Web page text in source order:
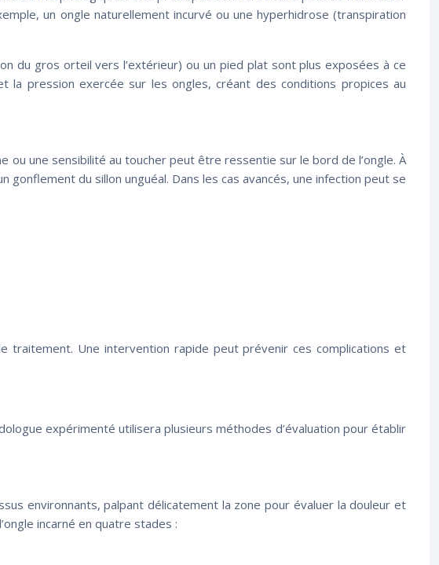
un ongle naturellement incurvé ou une hyperhidrose (transpiration
du gros orteil vers l’extérieur) ou un pied plat sont plus exposées à ce
pression exercée sur les ongles, créant des conditions propices au
ou une sensibilité au toucher peut être ressentie sur le bord de l’ongle. À
gonflement du sillon unguéal. Dans les cas avancés, une infection peut se
traitement. Une intervention rapide peut prévenir ces complications et
expérimenté utilisera plusieurs méthodes d’évaluation pour établir
environnants, palpant délicatement la zone pour évaluer la douleur et
incarné en quatre stades :